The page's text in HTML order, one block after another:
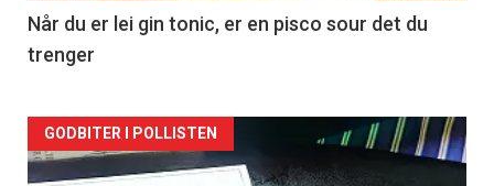
2
Når du er lei gin tonic, er en pisco sour det du
trenger
Forsiden
GODBITER I POLLISTEN